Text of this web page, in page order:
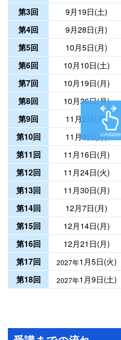
第3回
9月19日(土)
第4回
9月28日(月)
第5回
10月5日(月)
第6回
10月10日(土)
第7回
10月19日(月)
第8回
10月26日(月)
第9回
11月2日(月)
第10回
11月9日(月)
第11回
11月16日(月)
第12回
11月24日(火)
第13回
11月30日(月)
第14回
12月7日(月)
第15回
12月14日(月)
第16回
12月21日(月)
第17回
2027年1月5日(火)
第18回
2027年1月9日(土)
scrollable